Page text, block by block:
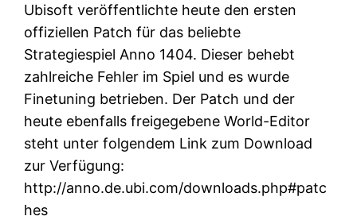
Ubisoft veröffentlichte heute den ersten
offiziellen Patch für das beliebte
Strategiespiel Anno 1404. Dieser behebt
zahlreiche Fehler im Spiel und es wurde
Finetuning betrieben. Der Patch und der
heute ebenfalls freigegebene World-Editor
steht unter folgendem Link zum Download
zur Verfügung:
http://anno.de.ubi.com/downloads.php#patc
hes